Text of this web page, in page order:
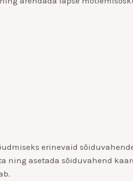
erinevaid
ning asetada sõiduvahend